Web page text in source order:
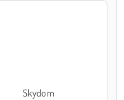
Skydom